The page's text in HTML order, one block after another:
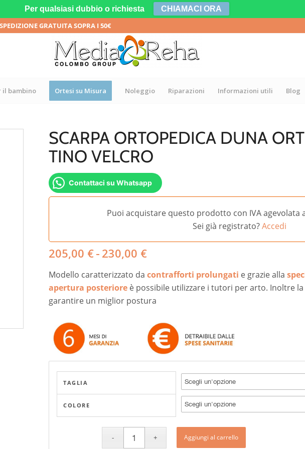
GRATUITA SOPRA I 50€
il bambino Ortesi su Misura Noleggio Riparazioni Informazioni utili Blog
SCARPA ORTOPEDICA DUNA
TINO VELCRO
Contattaci su Whatsapp
Puoi acquistare questo prodotto con IVA agevolata
Sei già registrato?Accedi
205,00 €- 230,00 €Fascia
prezzo:
da
205,00 €
230,00 €
Modello caratterizzato dacontrafforti prolungati e grazie alla
apertura posteriore è possibile utilizzare i tutori per arto. Inoltre
garantire un miglior postura
TAGLIA
COLORE
Aggiungi al carrello
Per qualsiasi dubbio o richiesta CHIAMACI ORA